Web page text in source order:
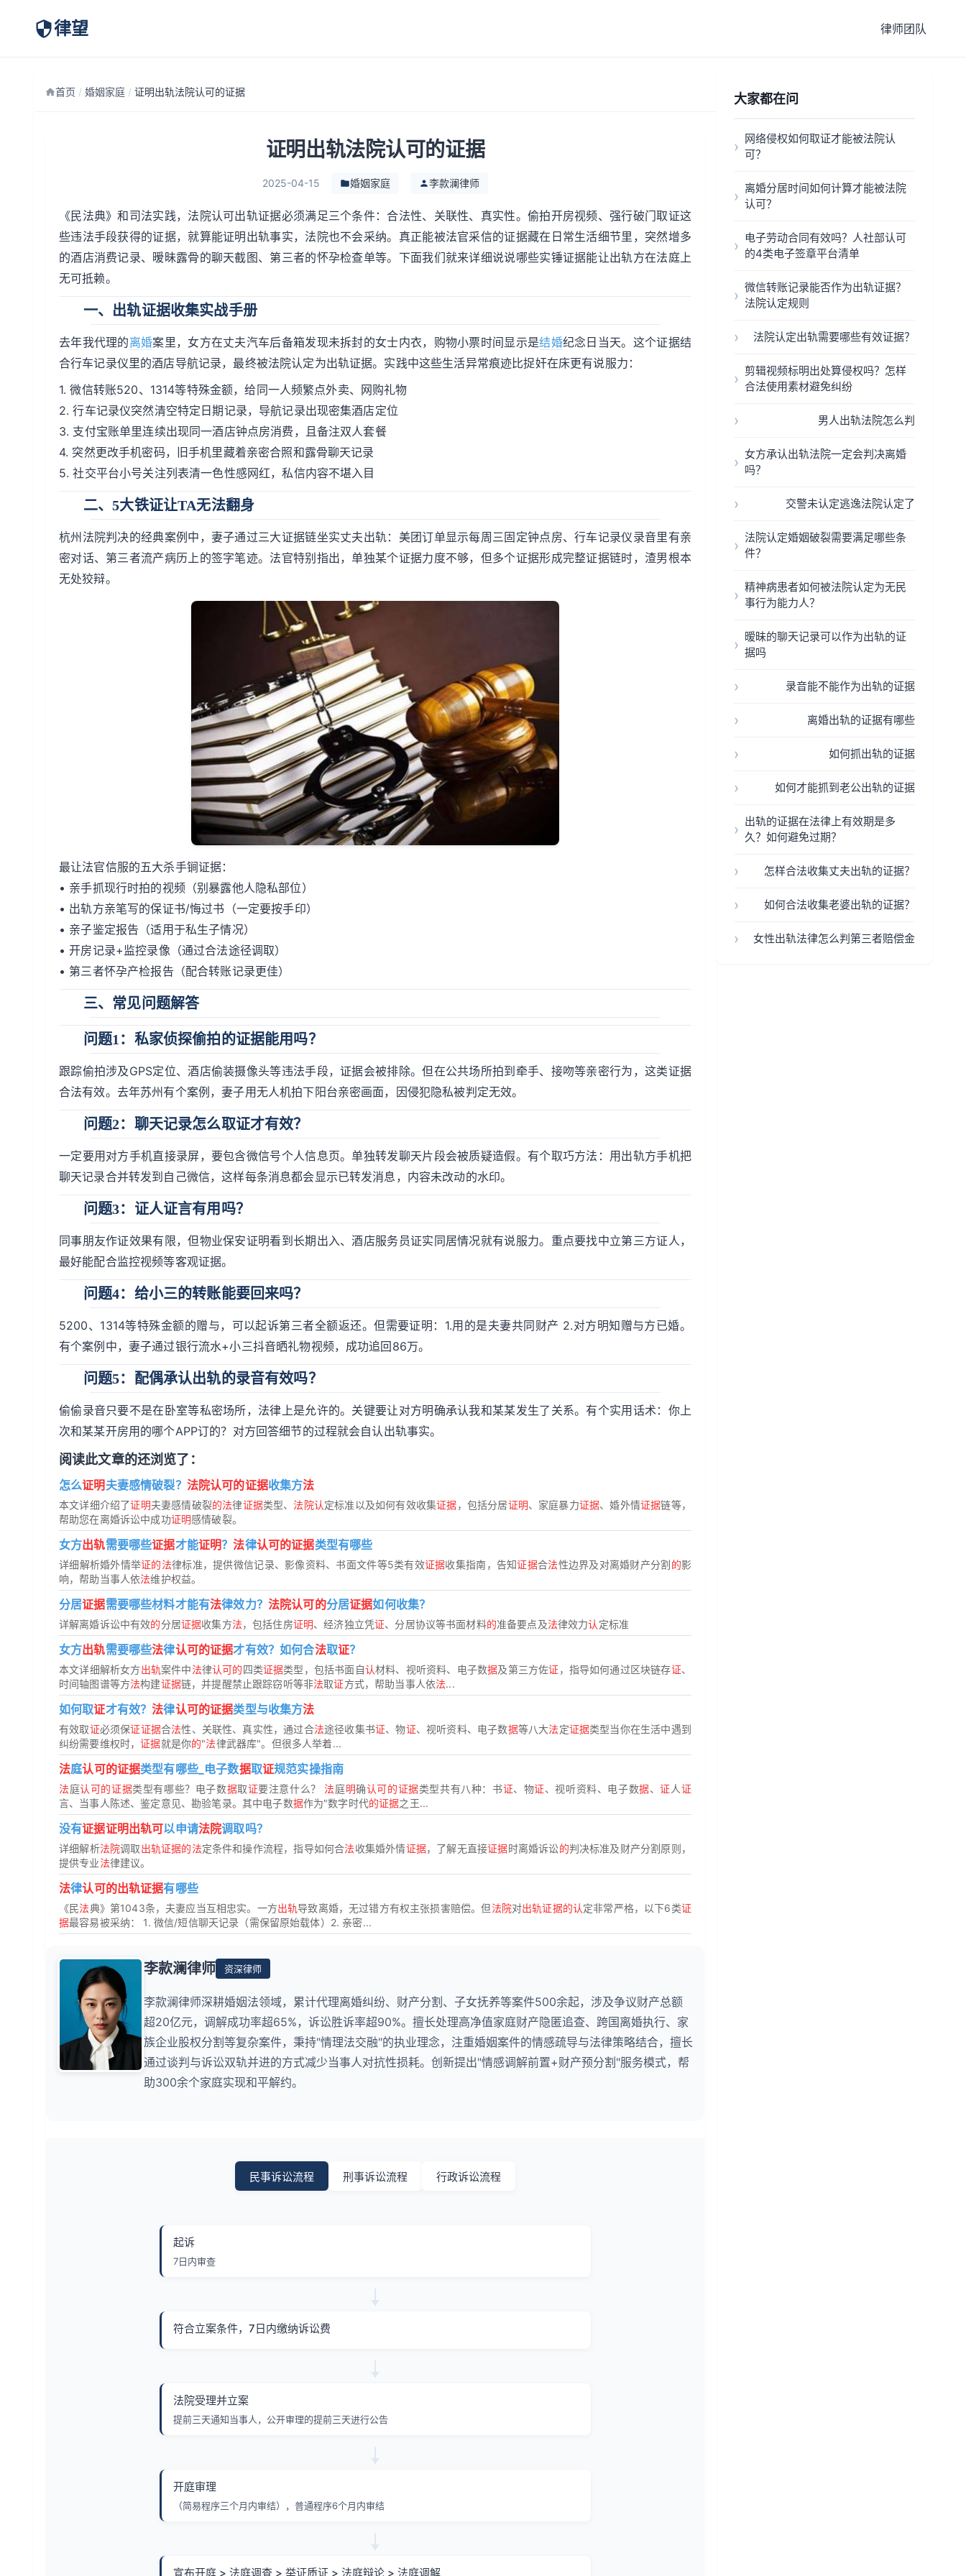
律望 律师团队
首页 / 婚姻家庭 / 证明出轨法院认可的证据
证明出轨法院认可的证据
2025-04-15 婚姻家庭 李款澜律师
《民法典》和司法实践，法院认可出轨证据必须满足三个条件：合法性、关联性、真实性。偷拍开房视频、强行破门取证这
些违法手段获得的证据，就算能证明出轨事实，法院也不会采纳。真正能被法官采信的证据藏在日常生活细节里，突然增多
的酒店消费记录、暧昧露骨的聊天截图、第三者的怀孕检查单等。下面我们就来详细说说哪些实锤证据能让出轨方在法庭上
无可抵赖。
一、出轨证据收集实战手册
去年我代理的离婚案里，女方在丈夫汽车后备箱发现未拆封的女士内衣，购物小票时间显示是结婚纪念日当天。这个证据结
合行车记录仪里的酒店导航记录，最终被法院认定为出轨证据。实践中这些生活异常痕迹比捉奸在床更有说服力：
1. 微信转账520、1314等特殊金额，给同一人频繁点外卖、网购礼物
2. 行车记录仪突然清空特定日期记录，导航记录出现密集酒店定位
3. 支付宝账单里连续出现同一酒店钟点房消费，且备注双人套餐
4. 突然更改手机密码，旧手机里藏着亲密合照和露骨聊天记录
5. 社交平台小号关注列表清一色性感网红，私信内容不堪入目
二、5大铁证让TA无法翻身
杭州法院判决的经典案例中，妻子通过三大证据链坐实丈夫出轨：美团订单显示每周三固定钟点房、行车记录仪录音里有亲
密对话、第三者流产病历上的签字笔迹。法官特别指出，单独某个证据力度不够，但多个证据形成完整证据链时，渣男根本
无处狡辩。
最让法官信服的五大杀手锏证据：
• 亲手抓现行时拍的视频（别暴露他人隐私部位）
• 出轨方亲笔写的保证书/悔过书（一定要按手印）
• 亲子鉴定报告（适用于私生子情况）
• 开房记录+监控录像（通过合法途径调取）
• 第三者怀孕产检报告（配合转账记录更佳）
三、常见问题解答
问题1：私家侦探偷拍的证据能用吗？
跟踪偷拍涉及GPS定位、酒店偷装摄像头等违法手段，证据会被排除。但在公共场所拍到牵手、接吻等亲密行为，这类证据
合法有效。去年苏州有个案例，妻子用无人机拍下阳台亲密画面，因侵犯隐私被判定无效。
问题2：聊天记录怎么取证才有效？
一定要用对方手机直接录屏，要包含微信号个人信息页。单独转发聊天片段会被质疑造假。有个取巧方法：用出轨方手机把
聊天记录合并转发到自己微信，这样每条消息都会显示已转发消息，内容未改动的水印。
问题3：证人证言有用吗？
同事朋友作证效果有限，但物业保安证明看到长期出入、酒店服务员证实同居情况就有说服力。重点要找中立第三方证人，
最好能配合监控视频等客观证据。
问题4：给小三的转账能要回来吗？
5200、1314等特殊金额的赠与，可以起诉第三者全额返还。但需要证明：1.用的是夫妻共同财产 2.对方明知赠与方已婚。
有个案例中，妻子通过银行流水+小三抖音晒礼物视频，成功追回86万。
问题5：配偶承认出轨的录音有效吗？
偷偷录音只要不是在卧室等私密场所，法律上是允许的。关键要让对方明确承认我和某某发生了关系。有个实用话术：你上
次和某某开房用的哪个APP订的？对方回答细节的过程就会自认出轨事实。
阅读此文章的还浏览了：
怎么证明 夫妻感情破裂？ 法院认可的证据收集方法
本文详细介绍了证明夫妻感情破裂的法律证据类型、 法院认定标准以及如何有效收集证据，包括分居证明、家庭暴力证据、婚外情证据链等，
帮助您在离婚诉讼中成功证明感情破裂。
女方出轨需要哪些证据才能证明？法律认可的证据类型有哪些
详细解析婚外情举证的法律标准，提供微信记录、影像资料、书面文件等5类有效证据收集指南，告知证据合法性边界及对离婚财产分割 的影
响，帮助当事人依法维护权益。
分居证据需要哪些材料才能有法律效力？ 法院认可的分居证据如何收集？
详解离婚诉讼中有效的分居证据收集方法，包括住房证明、经济独立凭证、分居协议等书面材料的准备要点及法律效力认 定标准
女方出轨需要哪些法律认可的证据才有效？如何合法取证？
本文详细解析女方出轨案件中法律认可的四类证据类型，包括书面自认材料、视听资料、电子数据及第三方佐证，指导如何通过区块链存证、
时间轴图谱等方法构建证据链，并提醒禁止跟踪窃听等非法取证方式，帮助当事人依法...
如何取证才有效？法律认可的证据类型与收集方法
有效取证必须保证证据合法性、关联性、真实性，通过合法途径收集书证、物证、视听资料、电子数据等八大法定证据类型当你在生活中遇到
纠纷需要维权时，证据就是你的"法律武器库"。但很多人举着...
法庭认可的证据类型有哪些_电子数据取证规范实操指南
法庭认可的证据类型有哪些？电子数据取证要注意什么？ 法庭明确认可的证据类型共有八种：书证、物证、视听资料、电子数据、证人证
言、当事人陈述、鉴定意见、勘验笔录。其中电子数据作为"数字时代的证据之王...
没有证据证明出轨可以申请法院调取吗？
详细解析法院调取出轨证据的法定条件和操作流程，指导如何合法收集婚外情证据，了解无直接证据时离婚诉讼的判决标准及财产分割原则，
提供专业法律建议。
法律认可的出轨证据有哪些
《民法典》第1043条，夫妻应当互相忠实。一方出轨导致离婚，无过错方有权主张损害赔偿。但法院对出轨证据的认定非常严格，以下6类证
据最容易被采纳： 1. 微信/短信聊天记录（需保留原始载体）2. 亲密...
李款澜律师 资深律师
李款澜律师深耕婚姻法领域，累计代理离婚纠纷、财产分割、子女抚养等案件500余起，涉及争议财产总额
超20亿元，调解成功率超65%，诉讼胜诉率超90%。擅长处理高净值家庭财产隐匿追查、跨国离婚执行、家
族企业股权分割等复杂案件，秉持"情理法交融"的执业理念，注重婚姻案件的情感疏导与法律策略结合，擅长
通过谈判与诉讼双轨并进的方式减少当事人对抗性损耗。创新提出"情感调解前置+财产预分割"服务模式，帮
助300余个家庭实现和平解约。
民事诉讼流程 刑事诉讼流程 行政诉讼流程
起诉
7日内审查
符合立案条件，7日内缴纳诉讼费
法院受理并立案
提前三天通知当事人，公开审理的提前三天进行公告
开庭审理
（简易程序三个月内审结），普通程序6个月内审结
宣布开庭 > 法庭调查 > 举证质证 > 法庭辩论 > 法庭调解
大家都在问
网络侵权如何取证才能被法院认
可？
离婚分居时间如何计算才能被法院
认可？
电子劳动合同有效吗？人社部认可
的4类电子签章平台清单
微信转账记录能否作为出轨证据？
法院认定规则
法院认定出轨需要哪些有效证据？
剪辑视频标明出处算侵权吗？怎样
合法使用素材避免纠纷
男人出轨法院怎么判
女方承认出轨法院一定会判决离婚
吗？
交警未认定逃逸法院认定了
法院认定婚姻破裂需要满足哪些条
件？
精神病患者如何被法院认定为无民
事行为能力人？
暧昧的聊天记录可以作为出轨的证
据吗
录音能不能作为出轨的证据
离婚出轨的证据有哪些
如何抓出轨的证据
如何才能抓到老公出轨的证据
出轨的证据在法律上有效期是多
久？如何避免过期？
怎样合法收集丈夫出轨的证据？
如何合法收集老婆出轨的证据？
女性出轨法律怎么判第三者赔偿金